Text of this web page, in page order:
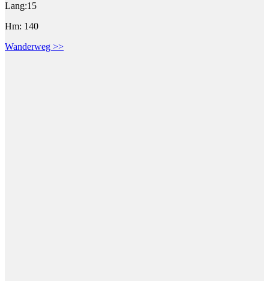
Lang:15
Hm: 140
Wanderweg >>